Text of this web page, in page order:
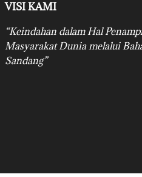
VISI KAMI
“Keindahan dalam Hal
Masyarakat Dunia melalui
Sandang”